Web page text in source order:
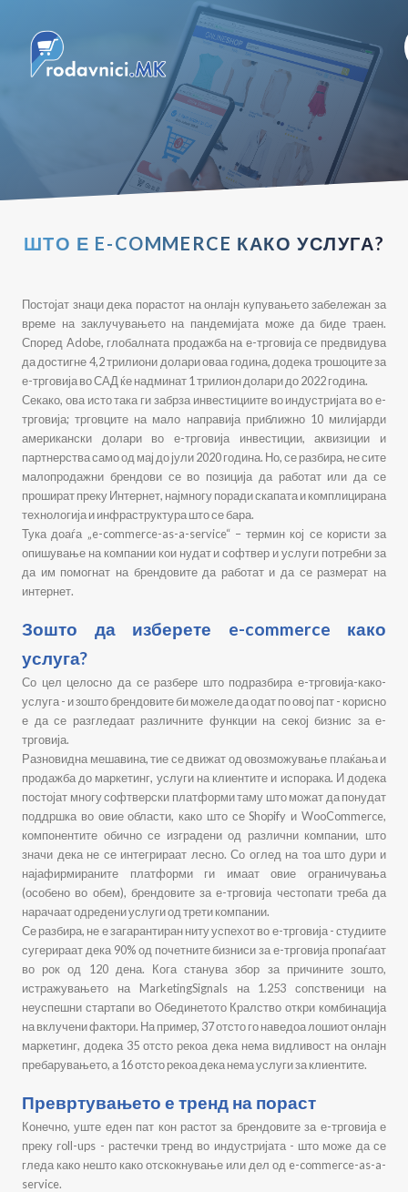
ШТО Е E-COMMERCE КАКО УСЛУГА?
Постојат знаци дека порастот на онлајн купувањето забележан за
време на заклучувањето на пандемијата може да биде траен.
Според Adobe, глобалната продажба на е-трговија се предвидува
да достигне 4,2 трилиони долари оваа година, додека трошоците за
е-трговија во САД ќе надминат 1 трилион долари до 2022 година.
Секако, ова исто така ги забрза инвестициите во индустријата во е-
трговија; трговците на мало направија приближно 10 милијарди
американски долари во е-трговија инвестиции, аквизиции и
партнерства само од мај до јули 2020 година. Но, се разбира, не сите
малопродажни брендови се во позиција да работат или да се
прошират преку Интернет, најмногу поради скапата и комплицирана
технологија и инфраструктура што се бара.
Тука доаѓа „e-commerce-as-a-service“ – термин кој се користи за
опишување на компании кои нудат и софтвер и услуги потребни за
да им помогнат на брендовите да работат и да се размерат на
интернет.
Зошто да изберете e-commerce како
услуга?
Со цел целосно да се разбере што подразбира е-трговија-како-
услуга - и зошто брендовите би можеле да одат по овој пат - корисно
е да се разгледаат различните функции на секој бизнис за е-
трговија.
Разновидна мешавина, тие се движат од овозможување плаќања и
продажба до маркетинг, услуги на клиентите и испорака. И додека
постојат многу софтверски платформи таму што можат да понудат
поддршка во овие области, како што се Shopify и WooCommerce,
компонентите обично се изградени од различни компании, што
значи дека не се интегрираат лесно. Со оглед на тоа што дури и
најафирмираните платформи ги имаат овие ограничувања
(особено во обем), брендовите за е-трговија честопати треба да
нарачаат одредени услуги од трети компании.
Се разбира, не е загарантиран ниту успехот во е-трговија - студиите
сугерираат дека 90% од почетните бизниси за е-трговија пропаѓаат
во рок од 120 дена. Кога станува збор за причините зошто,
истражувањето на MarketingSignals на 1.253 сопственици на
неуспешни стартапи во Обединетото Кралство откри комбинација
на вклучени фактори. На пример, 37 отсто го наведоа лошиот онлајн
маркетинг, додека 35 отсто рекоа дека нема видливост на онлајн
пребарувањето, а 16 отсто рекоа дека нема услуги за клиентите.
Превртувањето е тренд на пораст
Конечно, уште еден пат кон растот за брендовите за е-трговија е
преку roll-ups - растечки тренд во индустријата - што може да се
гледа како нешто како отскокнување или дел од e-commerce-as-a-
service.